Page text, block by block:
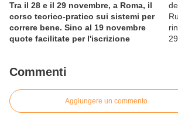
Tra il 28 e il 29 novembre, a Roma, il
corso teorico-pratico sui sistemi per
correre bene. Sino al 19 novembre
quote facilitate per l'iscrizione
Commenti
Aggiungere un commento